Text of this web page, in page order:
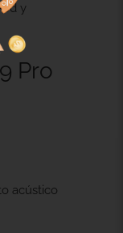
y
Pro
acústico